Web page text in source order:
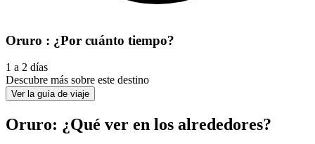
Oruro : ¿Por cuánto tiempo?
1 a 2 días
Descubre más sobre este destino
Ver la guía de viaje
Oruro: ¿Qué ver en los alrededores?